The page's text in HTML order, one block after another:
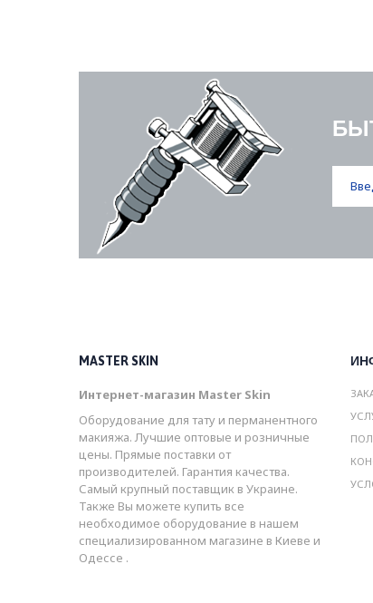
MASTER SKIN
Интернет-магазин Master Skin
Оборудование для тату и перманентного
макияжа. Лучшие оптовые и розничные
цены. Прямые поставки от
производителей. Гарантия качества.
Самый крупный поставщик в Украине.
Также Вы можете купить все
необходимое оборудование в нашем
специализированном магазине в Киеве и
Одессе .